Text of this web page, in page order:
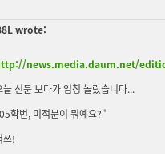
wrote:
news.media.daum.net/
늘 신문 보다가 엄청 놀랐습니다...
학번, 미적분이 뭐예요?"
쓰!